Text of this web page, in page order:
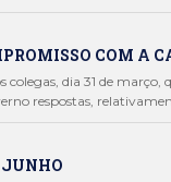
COM A
colegas, dia 31 de março,
respostas,
JUNHO